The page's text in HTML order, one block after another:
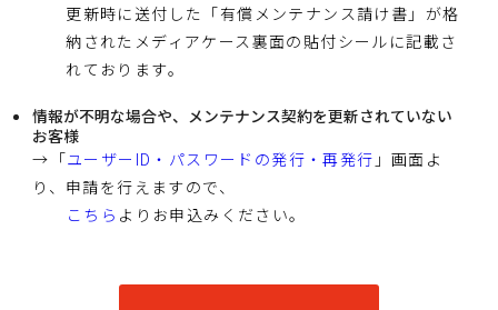
更新時に送付した「有償メンテナンス請け書」が格
納されたメディアケース裏面の貼付シールに記載さ
れております。
情報が不明な場合や、メンテナンス契約を更新されていない
お客様
→「ユーザーID・パスワードの発行・再発行 」画面よ
り、申請を行えますので、
こちら よりお申込みください。